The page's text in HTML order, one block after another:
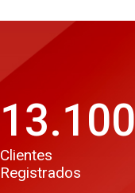
13.100
Clientes
Registrados